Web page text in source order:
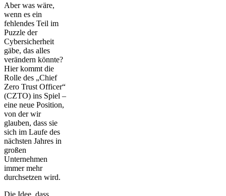
Aber was wäre,
wenn es ein
fehlendes Teil im
Puzzle der
Cybersicherheit
gäbe, das alles
verändern könnte?
Hier kommt die
Rolle des „Chief
Zero Trust Officer“
(CZTO) ins Spiel –
eine neue Position,
von der wir
glauben, dass sie
sich im Laufe des
nächsten Jahres in
großen
Unternehmen
immer mehr
durchsetzen wird.
Die Idee, dass